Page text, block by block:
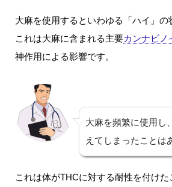
大麻を使用するといわゆる「ハイ」の
これは大麻に含まれる主要カンナビノ
神作用による影響です。
大麻を頻繁に使用し
えてしまったことは
これは体がTHCに対する耐性を付け